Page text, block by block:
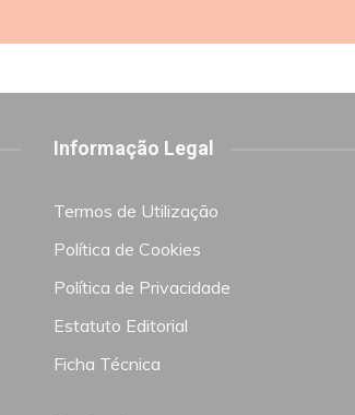
Informação Legal
Termos de Utilização
Política de Cookies
Política de Privacidade
Estatuto Editorial
Ficha Técnica